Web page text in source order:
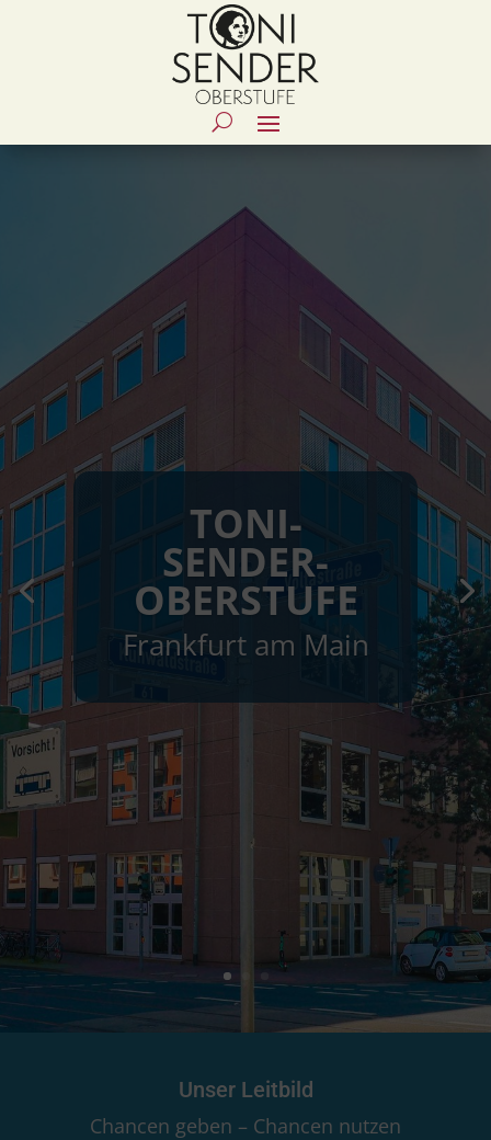
TONI-
SENDER-
OBERSTUFE
Frankfurt am Main
Unser Leitbild
Chancen geben – Chancen nutzen